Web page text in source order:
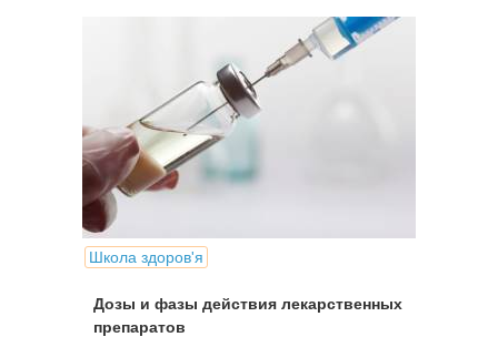
Школа здоров'я
Дозы и фазы действия лекарственных
препаратов